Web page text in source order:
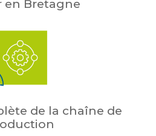
en Bretagne
de la chaîne de